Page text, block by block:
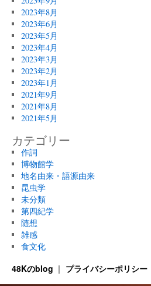
2023年8月
2023年6月
2023年5月
2023年4月
2023年3月
2023年2月
2023年1月
2021年9月
2021年8月
2021年5月
カテゴリー
作詞
博物館学
地名由来・語源由来
昆虫学
未分類
第四紀学
随想
雑感
食文化
48Kのblog プライバシーポリシー